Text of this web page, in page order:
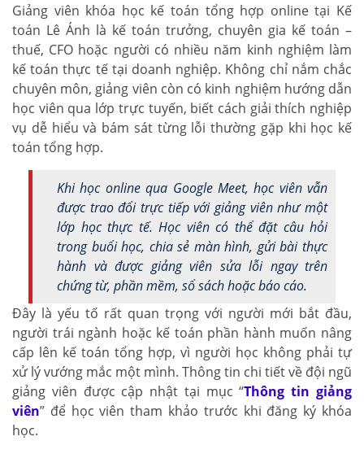
Giảng viên khóa học kế toán tổng hợp online tại Kế
toán Lê Ánh là kế toán trưởng, chuyên gia kế toán –
thuế, CFO hoặc người có nhiều năm kinh nghiệm làm
kế toán thực tế tại doanh nghiệp. Không chỉ nắm chắc
chuyên môn, giảng viên còn có kinh nghiệm hướng dẫn
học viên qua lớp trực tuyến, biết cách giải thích nghiệp
vụ dễ hiểu và bám sát từng lỗi thường gặp khi học kế
toán tổng hợp.
Khi học online qua Google Meet, học viên vẫn
được trao đổi trực tiếp với giảng viên như một
lớp học thực tế. Học viên có thể đặt câu hỏi
trong buổi học, chia sẻ màn hình, gửi bài thực
hành và được giảng viên sửa lỗi ngay trên
chứng từ, phần mềm, sổ sách hoặc báo cáo.
Đây là yếu tố rất quan trọng với người mới bắt đầu,
người trái ngành hoặc kế toán phần hành muốn nâng
cấp lên kế toán tổng hợp, vì người học không phải tự
xử lý vướng mắc một mình. Thông tin chi tiết về đội ngũ
giảng viên được cập nhật tại mục “Thông tin giảng
viên” để học viên tham khảo trước khi đăng ký khóa
học.